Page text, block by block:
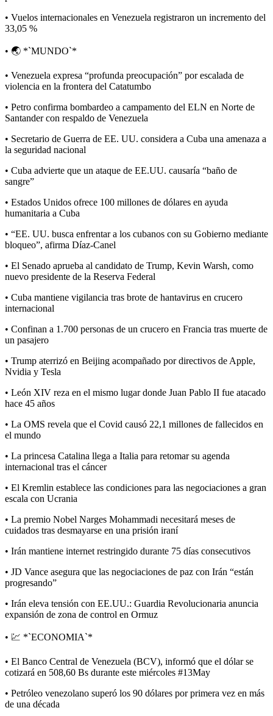
• Vuelos internacionales en Venezuela registraron un incremento del
33,05 %
• 🌏 *`MUNDO`*
• Venezuela expresa “profunda preocupación” por escalada de
violencia en la frontera del Catatumbo
• Petro confirma bombardeo a campamento del ELN en Norte de
Santander con respaldo de Venezuela
• Secretario de Guerra de EE. UU. considera a Cuba una amenaza a
la seguridad nacional
• Cuba advierte que un ataque de EE.UU. causaría “baño de
sangre”
• Estados Unidos ofrece 100 millones de dólares en ayuda
humanitaria a Cuba
• “EE. UU. busca enfrentar a los cubanos con su Gobierno mediante
bloqueo”, afirma Díaz-Canel
• El Senado aprueba al candidato de Trump, Kevin Warsh, como
nuevo presidente de la Reserva Federal
• Cuba mantiene vigilancia tras brote de hantavirus en crucero
internacional
• Confinan a 1.700 personas de un crucero en Francia tras muerte de
un pasajero
• Trump aterrizó en Beijing acompañado por directivos de Apple,
Nvidia y Tesla
• León XIV reza en el mismo lugar donde Juan Pablo II fue atacado
hace 45 años
• La OMS revela que el Covid causó 22,1 millones de fallecidos en
el mundo
• La princesa Catalina llega a Italia para retomar su agenda
internacional tras el cáncer
• El Kremlin establece las condiciones para las negociaciones a gran
escala con Ucrania
• La premio Nobel Narges Mohammadi necesitará meses de
cuidados tras desmayarse en una prisión iraní
• Irán mantiene internet restringido durante 75 días consecutivos
• JD Vance asegura que las negociaciones de paz con Irán “están
progresando”
• Irán eleva tensión con EE.UU.: Guardia Revolucionaria anuncia
expansión de zona de control en Ormuz
• 💹 *`ECONOMIA`*
• El Banco Central de Venezuela (BCV), informó que el dólar se
cotizará en 508,60 Bs durante este miércoles #13May
• Petróleo venezolano superó los 90 dólares por primera vez en más
de una década